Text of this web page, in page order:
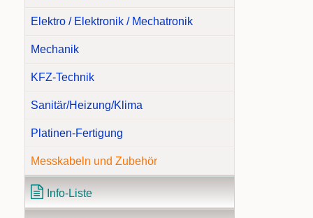
Elektro / Elektronik / Mechatronik
Mechanik
KFZ-Technik
Sanitär/Heizung/Klima
Platinen-Fertigung
Messkabeln und Zubehör
Info-Liste